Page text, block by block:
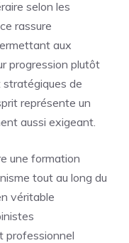
selon les
rassure
aux
progression plutôt
de
représente un
aussi exigeant.
une formation
tout au long du
véritable
professionnel